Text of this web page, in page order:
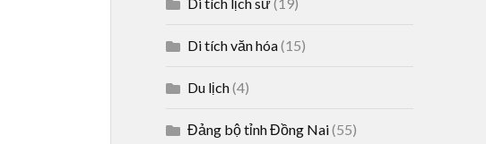
Di tích văn hóa(15)
Du lịch(4)
Đảng bộ tỉnh Đồng Nai(55)